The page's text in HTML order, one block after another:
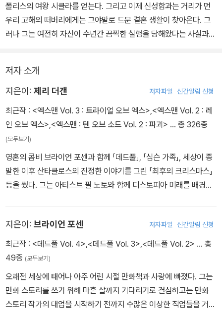
폴리스의 여왕 시클라를 얻는다. 그리고 이제 신성함과는 거리가 먼
우리 고해의 떠버리에게는 그야말로 드문 결혼 생활이 찾아온다. 그
러나 그는 여전히 자신이 수년간 끔찍한 실험을 당해왔다는 사실과
도쿄로 신혼여행을 떠나지만 단꿈은 오래가지 못하고, 시클라와 데드
훼방에 맞닥뜨린다. 게다가 코믹북 크로스오버 역사상 가장 무시무시
한 위협이 찾아오는데! 드러나는 웨이드의 원죄, 그리고 그 어린 딸의
진짜 행방. 너무 우울하게 가는 거 아니냐고? 걱정 마시라! 누가 뭐래
도 데드풀은 데드풀!
시간을 뛰어넘어온 히틀러, 디스코 시대의 대즐러 대 뱀파이어 군단
에 관한 이야기들이 펼쳐진다! 또 하나, 울버린은 죽음으로 삶을 마무
리하고, 그의 뜻에 따라 그를 다시 되살리지 못하도록 만드는 임무가
절친 데드풀과 캡틴 아메리카에게 떨어진다.
<데드풀> #26-34, <울버린의 죽음: 데드풀과 캡틴 아메리카> #1
수록. 제리 더갠과 브라이언 포센이 쓰고 스콧 코블리시, 존 루카스,
마이크 호손, 스콧 콜린스가 그렸다.
저자 소개
지은이: 제리 더갠 저자파일 신간알림 신청
최근작 : <엑스맨 Vol. 3 : 트라이얼 오브 엑스> <엑스맨 Vol. 2 : 레
인 오브 엑스> <엑스맨 : 텐 오브 소드 Vol. 2 : 파괴> … 총 326종
(모두보기)
영혼의 콤비 브라이언 포센과 함께 「데드풀」, 「심슨 가족」, 세상이 종
말한 이후 산타클로스의 진정한 이야기를 그린 「최후의 크리스마스」
등을 썼다. 그는 아티스트 필 노토와 함께 디스토피아 미래를 배경으
2015년 「시크릿 워즈」 이벤트에서 「인피니티 건틀렛」, 「1872」, 「미
시즈 데드풀과 하울링 코만도스」 등의 시리즈로 핵심적인 역할을 했
으며, 언제나 팬들의 기대를 뛰어넘는 신선한 전개를 선보인 끝에 데
했다. 액션과 유머를 절묘하게 결합한 「올뉴 가디언즈 오브 갤럭시」
이후 더갠은 「인피니티 워즈」라는 우주급 이벤트를 맡아 그동안 갈고
닦은 내공을 뽐냈다. 최근에는 그가 작업한 「머로더스」와 「엑스맨」이
지은이: 브라이언 포센 저자파일 신간알림 신청
최근작 : <데드풀 Vol. 4> <데드풀 Vol. 3> <데드풀 Vol. 2> … 총
49종 (모두보기)
오래전 세상에 태어나 아주 어린 시절 만화책과 사랑에 빠졌다. 그는
만화 스토리를 쓰기 위해 마흔 살까지 기다리기로 결심하고는 만화
스토리 작가의 대업을 시작하기 전까지 수많은 이상한 직업들을 거쳤